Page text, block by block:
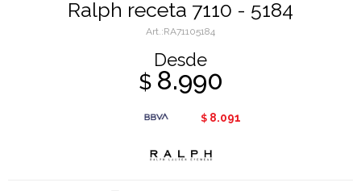
Ralph receta 7110 - 5184
RA71105184
Desde
$ 8.990
$ 8.091